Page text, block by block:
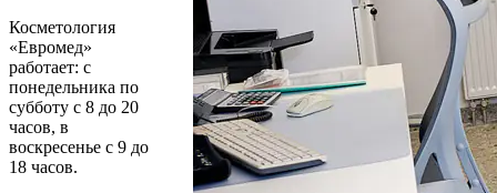
Косметология
«Евромед»
работает: с
понедельника по
субботу с 8 до 20
часов, в
воскресенье с 9 до
18 часов.